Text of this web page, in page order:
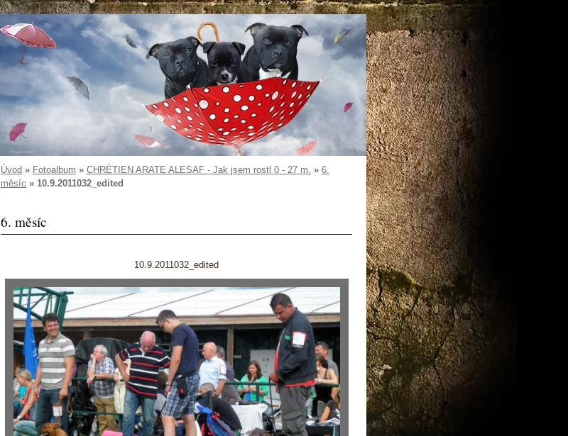
Úvod » Fotoalbum » CHRÉTIEN ARATE ALESAF - Jak jsem rostl 0 - 27 m. » 6.
měsíc » 10.9.2011032_edited
6. měsíc
10.9.2011032_edited